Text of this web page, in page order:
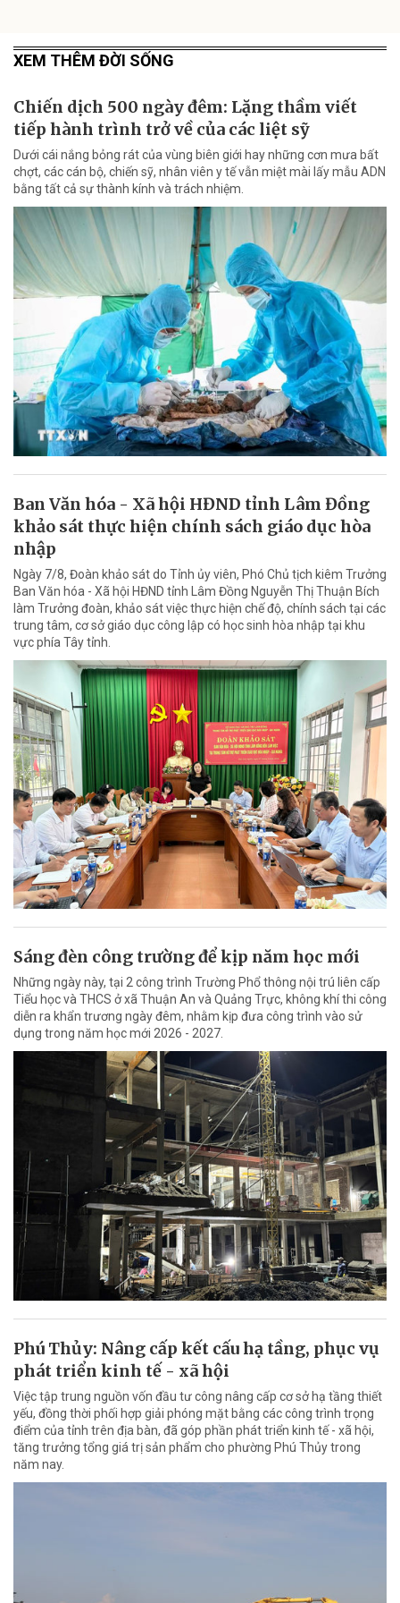
XEM THÊM ĐỜI SỐNG
Chiến dịch 500 ngày đêm: Lặng thầm viết
tiếp hành trình trở về của các liệt sỹ
Dưới cái nắng bỏng rát của vùng biên giới hay những cơn mưa bất
chợt, các cán bộ, chiến sỹ, nhân viên y tế vẫn miệt mài lấy mẫu ADN
bằng tất cả sự thành kính và trách nhiệm.
Ban Văn hóa - Xã hội HĐND tỉnh Lâm Đồng
khảo sát thực hiện chính sách giáo dục hòa
nhập
Ngày 7/8, Đoàn khảo sát do Tỉnh ủy viên, Phó Chủ tịch kiêm Trưởng
Ban Văn hóa - Xã hội HĐND tỉnh Lâm Đồng Nguyễn Thị Thuận Bích
làm Trưởng đoàn, khảo sát việc thực hiện chế độ, chính sách tại các
trung tâm, cơ sở giáo dục công lập có học sinh hòa nhập tại khu
vực phía Tây tỉnh.
Sáng đèn công trường để kịp năm học mới
Những ngày này, tại 2 công trình Trường Phổ thông nội trú liên cấp
Tiểu học và THCS ở xã Thuận An và Quảng Trực, không khí thi công
diễn ra khẩn trương ngày đêm, nhằm kịp đưa công trình vào sử
dụng trong năm học mới 2026 - 2027.
Phú Thủy: Nâng cấp kết cấu hạ tầng, phục vụ
phát triển kinh tế - xã hội
Việc tập trung nguồn vốn đầu tư công nâng cấp cơ sở hạ tầng thiết
yếu, đồng thời phối hợp giải phóng mặt bằng các công trình trọng
điểm của tỉnh trên địa bàn, đã góp phần phát triển kinh tế - xã hội,
tăng trưởng tổng giá trị sản phẩm cho phường Phú Thủy trong
năm nay.